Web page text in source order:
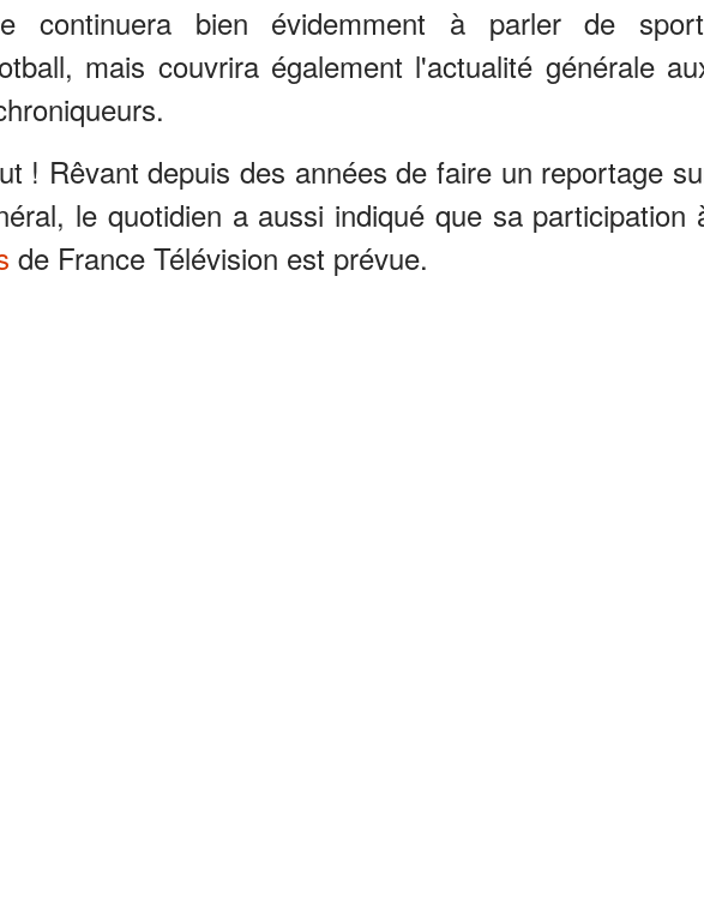
continuera bien évidemment à parler de
mais couvrira également l'actualité générale
! Rêvant depuis des années de faire un reportage
le quotidien a aussi indiqué que sa participation
de France Télévision est prévue.